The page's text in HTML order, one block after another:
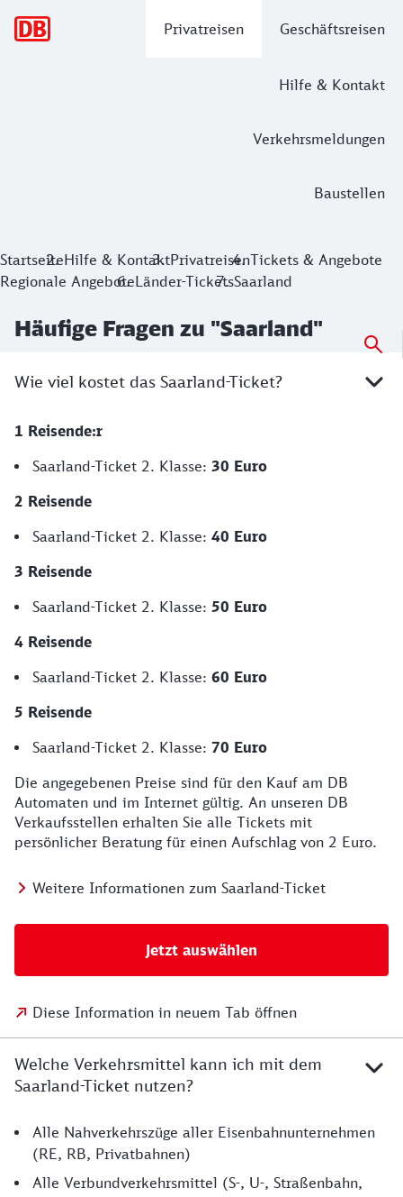
Privatreisen Geschäftsreisen
Hilfe & Kontakt
Verkehrsmeldungen
Baustellen
StartseiteHilfe & KontaktPrivatreisenTickets & Angebote
Regionale AngeboteLänder-TicketsSaarland
Häufige Fragen zu "Saarland"
Wie viel kostet das Saarland-Ticket?
1 Reisende:r
Saarland-Ticket 2. Klasse: 30 Euro
2 Reisende
Saarland-Ticket 2. Klasse: 40 Euro
3 Reisende
Saarland-Ticket 2. Klasse: 50 Euro
4 Reisende
Saarland-Ticket 2. Klasse: 60 Euro
5 Reisende
Saarland-Ticket 2. Klasse: 70 Euro
Die angegebenen Preise sind für den Kauf am DB
Automaten und im Internet gültig. An unseren DB
Verkaufsstellen erhalten Sie alle Tickets mit
persönlicher Beratung für einen Aufschlag von 2 Euro.
Weitere Informationen zum Saarland-Ticket
Jetzt auswählen
Diese Information in neuem Tab öffnen
Welche Verkehrsmittel kann ich mit dem
Saarland-Ticket nutzen?
Alle Nahverkehrszüge aller Eisenbahnunternehmen
(RE, RB, Privatbahnen)
Alle Verbundverkehrsmittel (S-, U-, Straßenbahn,